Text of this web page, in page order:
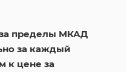
пределы МКАД
за каждый
к цене за